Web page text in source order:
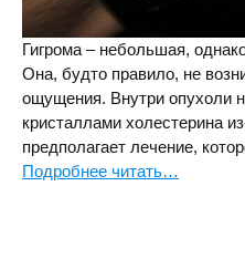
Гигрома – небольшая,
Она, будто правило, не
ощущения. Внутри опухоли
кристаллами холестерина
предполагает лечение,
Подробнее читать…